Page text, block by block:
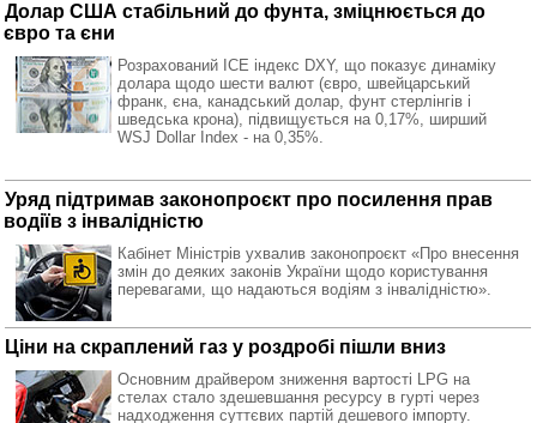
Долар США стабільний до фунта, зміцнюється до
євро та єни
Розрахований ICE індекс DXY, що показує динаміку
долара щодо шести валют (євро, швейцарський
франк, єна, канадський долар, фунт стерлінгів і
шведська крона), підвищується на 0,17%, ширший
WSJ Dollar Index - на 0,35%.
Уряд підтримав законопроєкт про посилення прав
водіїв з інвалідністю
Кабінет Міністрів ухвалив законопроєкт «Про внесення
змін до деяких законів України щодо користування
перевагами, що надаються водіям з інвалідністю».
Ціни на скраплений газ у роздробі пішли вниз
Основним драйвером зниження вартості LPG на
стелах стало здешевшання ресурсу в гурті через
надходження суттєвих партій дешевого імпорту.